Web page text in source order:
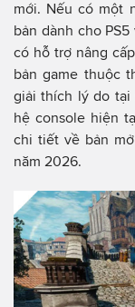
mới. Nếu có một
bản dành cho
có hỗ trợ nâng
bản game thuộc
giải thích lý do tại
hệ console hiện
chi tiết về bản
năm 2026.